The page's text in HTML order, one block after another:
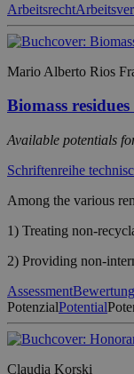
Arbeitsrecht
Mario Alberto Rios
Biomass
Available potentials
Schriftenreihe
Among the various
1) Treating non-
2) Providing non-
AssessmentBewertung
PotenzialPotential
Claudia Korski